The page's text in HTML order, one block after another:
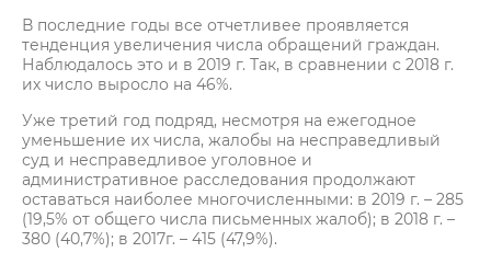
В последние годы все отчетливее проявляется
тенденция увеличения числа обращений граждан.
Наблюдалось это и в 2019 г. Так, в сравнении с 2018 г.
их число выросло на 46%.
Уже третий год подряд, несмотря на ежегодное
уменьшение их числа, жалобы на несправедливый
суд и несправедливое уголовное и
административное расследования продолжают
оставаться наиболее многочисленными: в 2019 г. – 285
(19,5% от общего числа письменных жалоб); в 2018 г. –
380 (40,7%); в 2017г. – 415 (47,9%).